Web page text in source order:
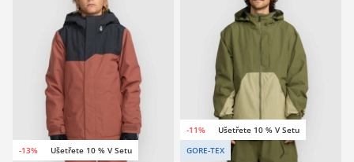
-13% Ušetřete 10 % V Setu
-11%
Ušetřete 10 % V Setu
GORE-TEX